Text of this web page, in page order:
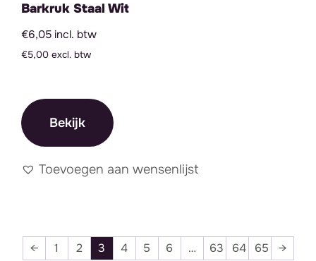
Barkruk Staal Wit
€6,05 incl. btw
€5,00 excl. btw
Bekijk
Toevoegen aan wensenlijst
← 1 2 3 4 5 6 … 63 64 65 →